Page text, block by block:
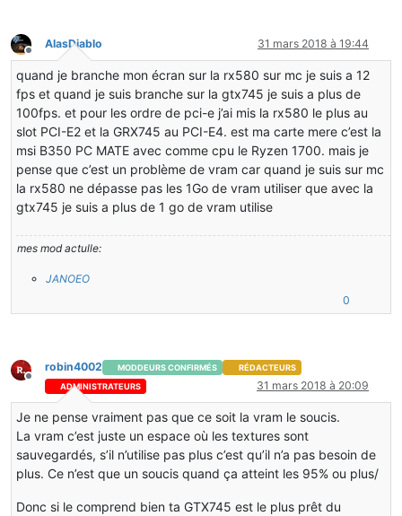
Hors-ligne
AlasDiablo 31 mars 2018 à 19:44
quand je branche mon écran sur la rx580 sur mc je suis a 12
fps et quand je suis branche sur la gtx745 je suis a plus de
100fps. et pour les ordre de pci-e j’ai mis la rx580 le plus au
slot PCI-E2 et la GRX745 au PCI-E4. est ma carte mere c’est la
msi B350 PC MATE avec comme cpu le Ryzen 1700. mais je
pense que c’est un problème de vram car quand je suis sur mc
la rx580 ne dépasse pas les 1Go de vram utiliser que avec la
gtx745 je suis a plus de 1 go de vram utilise
mes mod actulle:
JANOEO
0
Hors-ligne
robin4002 MODDEURS CONFIRMÉS
RÉDACTEURS
ADMINISTRATEURS
31 mars 2018 à 20:09
Je ne pense vraiment pas que ce soit la vram le soucis.
La vram c’est juste un espace où les textures sont
sauvegardés, s’il n’utilise pas plus c’est qu’il n’a pas besoin de
plus. Ce n’est que un soucis quand ça atteint les 95% ou plus/
Donc si le comprend bien ta GTX745 est le plus prêt du